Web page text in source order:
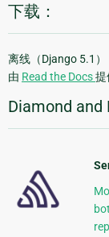
下载：
离线（Django 5.1）
由 Read the Docs提
Diamond